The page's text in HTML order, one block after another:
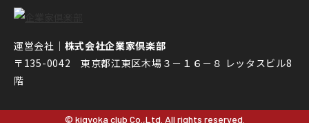
運営会社｜ 株式会社企業家倶楽部
〒135-0042 東京都江東区木場３－１６－８ レッタスビル8
階
© kigyoka club Co.,Ltd. All rights reserved.